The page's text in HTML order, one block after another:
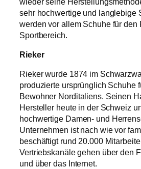
sehr hochwertige und langlebige
werden vor allem Schuhe für den
Sportbereich.
Rieker
Rieker wurde 1874 im
produzierte ursprünglich Schuhe
Bewohner Norditaliens. Seinen
Hersteller heute in der Schweiz
hochwertige Damen- und
Unternehmen ist nach wie vor
beschäftigt rund 20.000
Vertriebskanäle gehen über den
und über das Internet.